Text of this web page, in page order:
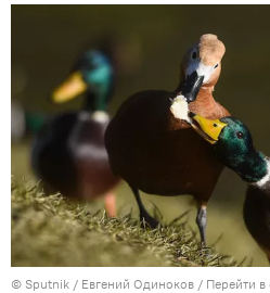
© Sputnik / Евгений Одиноков / Перейти